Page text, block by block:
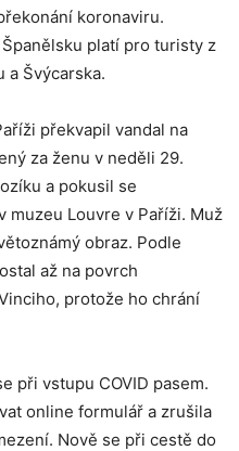
koronaviru.
platí pro turisty z
a Švýcarska.
překvapil vandal na
za ženu v neděli 29.
a pokusil se
muzeu Louvre v Paříži. Muž
obraz. Podle
až na povrch
protože ho chrání
při vstupu COVID pasem.
online formulář a zrušila
Nově se při cestě do